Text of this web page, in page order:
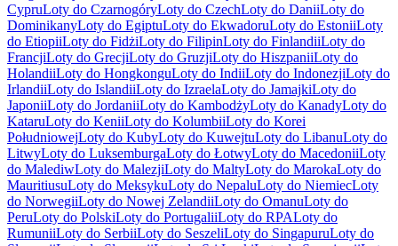
CypruLoty do CzarnogóryLoty do CzechLoty do DaniiLoty do
DominikanyLoty do EgiptuLoty do EkwadoruLoty do EstoniiLoty
do EtiopiiLoty do FidżiLoty do FilipinLoty do FinlandiiLoty do
FrancjiLoty do GrecjiLoty do GruzjiLoty do HiszpaniiLoty do
HolandiiLoty do HongkonguLoty do IndiiLoty do IndonezjiLoty do
IrlandiiLoty do IslandiiLoty do IzraelaLoty do JamajkiLoty do
JaponiiLoty do JordaniiLoty do KambodżyLoty do KanadyLoty do
KataruLoty do KeniiLoty do KolumbiiLoty do Korei
PołudniowejLoty do KubyLoty do KuwejtuLoty do LibanuLoty do
LitwyLoty do LuksemburgaLoty do ŁotwyLoty do MacedoniiLoty
do MalediwLoty do MalezjiLoty do MaltyLoty do MarokaLoty do
MauritiusuLoty do MeksykuLoty do NepaluLoty do NiemiecLoty
do NorwegiiLoty do Nowej ZelandiiLoty do OmanuLoty do
PeruLoty do PolskiLoty do PortugaliiLoty do RPALoty do
RumuniiLoty do SerbiiLoty do SeszeliLoty do SingapuruLoty do